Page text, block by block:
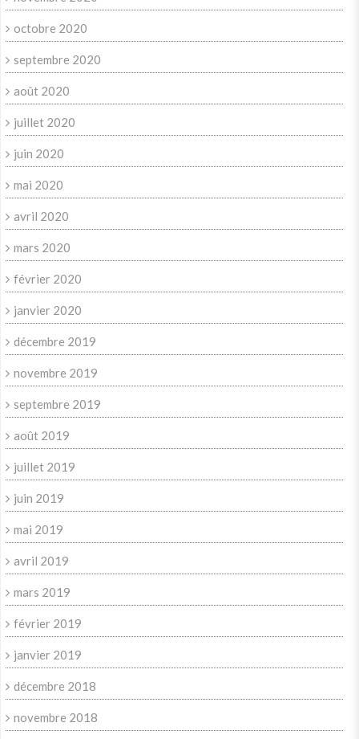
octobre 2020
septembre 2020
août 2020
juillet 2020
juin 2020
mai 2020
avril 2020
mars 2020
février 2020
janvier 2020
décembre 2019
novembre 2019
septembre 2019
août 2019
juillet 2019
juin 2019
mai 2019
avril 2019
mars 2019
février 2019
janvier 2019
décembre 2018
novembre 2018